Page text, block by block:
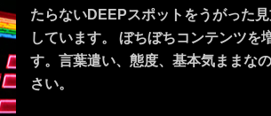
たらないDEEPスポットをうがった
しています。 ぼちぼちコンテンツを
す。言葉遣い、態度、基本気ままな
さい。